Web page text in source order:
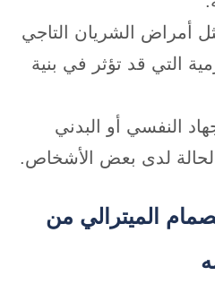
أمراض الشريان التاجي
التي قد تؤثر في بنية
النفسي أو البدني
لدى بعض الأشخاص.
الميترالي من